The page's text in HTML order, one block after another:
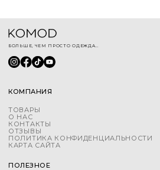
БОЛЬШЕ, ЧЕМ ПРОСТО ОДЕЖДА...
КОМПАНИЯ
ТОВАРЫ
О НАС
КОНТАКТЫ
ОТЗЫВЫ
ПОЛИТИКА КОНФИДЕНЦИАЛЬНОСТИ
КАРТА САЙТА
ПОЛЕЗНОЕ